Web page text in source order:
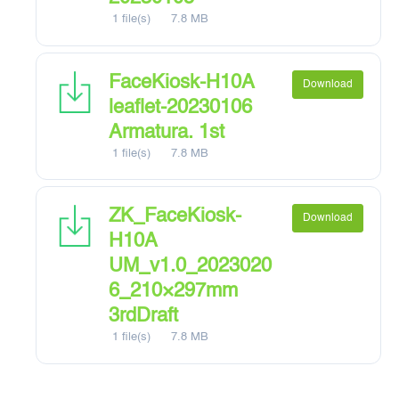
1 file(s) 7.8 MB
FaceKiosk-H10A
leaflet-20230106
Armatura. 1st
1 file(s) 7.8 MB
Download
ZK_FaceKiosk-
H10A
UM_v1.0_2023020
6_210×297mm
3rdDraft
1 file(s) 7.8 MB
Download